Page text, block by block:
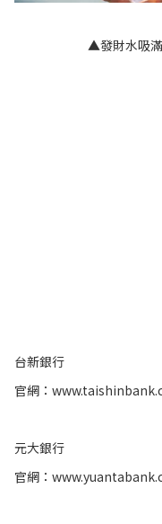
▲發財水吸
台新銀行
官網：
元大銀行
官網：